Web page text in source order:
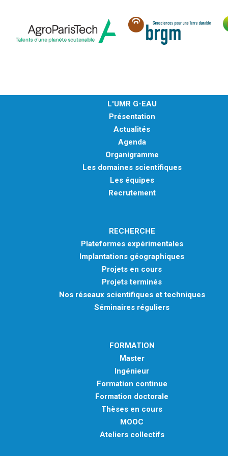
LOGICIELS
PUBLICATIONS SUR HAL
WORKING PAPERS
L'UMR G-EAU
Présentation
Actualités
Agenda
Organigramme
Les domaines scientifiques
Les équipes
Recrutement
RECHERCHE
Plateformes expérimentales
Implantations géographiques
Projets en cours
Projets terminés
Nos réseaux scientifiques et techniques
Séminaires réguliers
FORMATION
Master
Ingénieur
Formation continue
Formation doctorale
Thèses en cours
MOOC
Ateliers collectifs